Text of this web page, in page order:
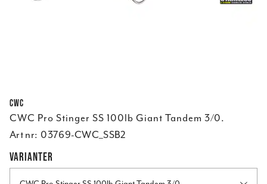
CWC
CWC Pro Stinger SS 100lb Giant Tandem 3/0.
Art nr: 03769-CWC_SSB2
VARIANTER